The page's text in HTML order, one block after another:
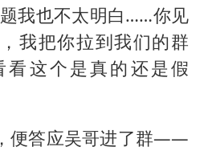
我也不太明白……你见
我把你拉到我们的群
看这个是真的还是假
便答应吴哥进了群——